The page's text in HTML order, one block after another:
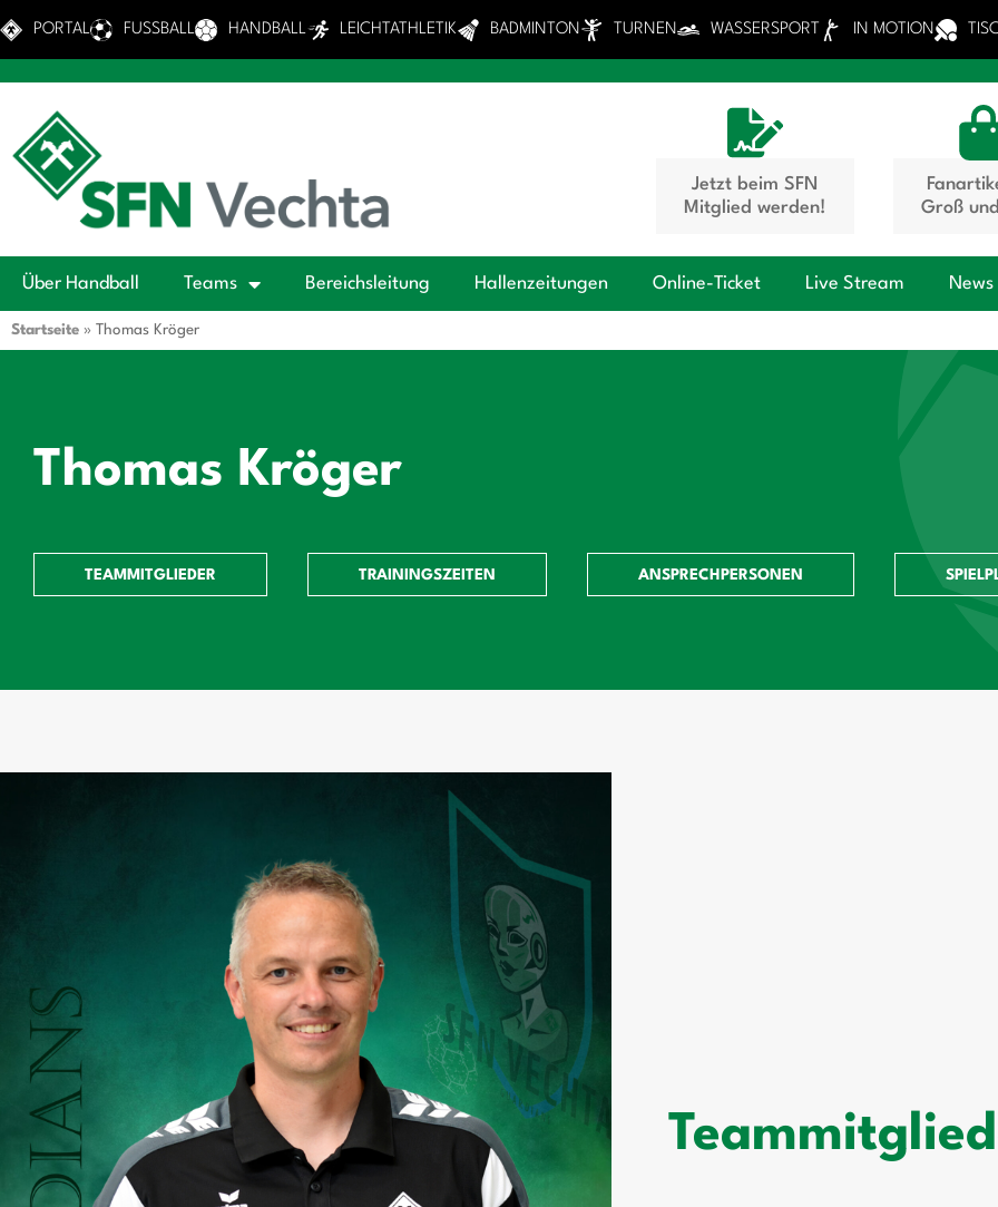
PORTAL FUSSBALL HANDBALL LEICHTATHLETIK BADMINTON TURNEN WASSERSPORT IN MOTION
Jetzt beim SFN
Mitglied werden!
Groß
Über Handball Teams Bereichsleitung Hallenzeitungen Online-Ticket Live Stream News
Startseite » Thomas Kröger
Thomas Kröger
TEAMMITGLIEDER TRAININGSZEITEN ANSPRECHPERSONEN